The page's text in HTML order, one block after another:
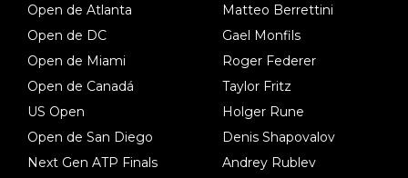
Open de Atlanta
Open de DC
Open de Miami
Open de Canadá
US Open
Open de San Diego
Next Gen ATP Finals
Matteo Berrettini
Gael Monfils
Roger Federer
Taylor Fritz
Holger Rune
Denis Shapovalov
Andrey Rublev